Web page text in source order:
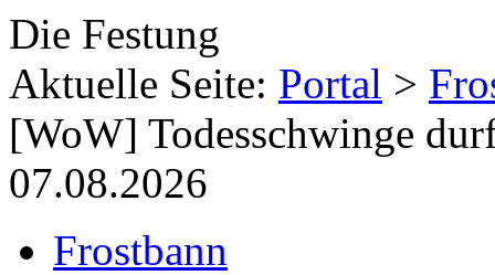
Die Festung
Aktuelle Seite: Portal >
[WoW] Todesschwinge
07.08.2026
Frostbann